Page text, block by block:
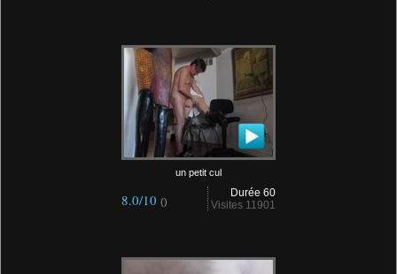
un petit cul
Durée 60
Visites 11901
8.0/10 ()